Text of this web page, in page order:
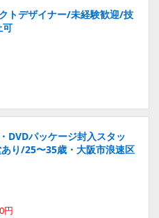
トデザイナー/未経験歓迎/技
可
DVDパッケージ封入スタッ
り/25〜35歳・大阪市浪速区
円